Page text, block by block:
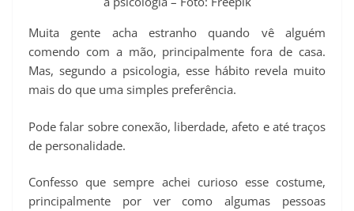
Muita gente acha estranho quando vê alguém
comendo com a mão, principalmente fora de casa.
Mas, segundo a psicologia, esse hábito revela muito
mais do que uma simples preferência.
Pode falar sobre conexão, liberdade, afeto e até traços
de personalidade.
Confesso que sempre achei curioso esse costume,
principalmente por ver como algumas pessoas